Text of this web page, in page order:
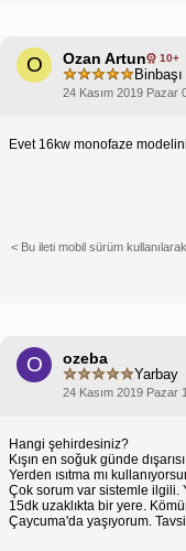
sistemin
16 kW ısı
bir alanı
yaklaşık 100-
Genel Isı
Genel olarak,
için verimli ve
iyi bir üne sahip
O Ozan Artun 10+
Binbaşı
24 Kasım 2019 Pazar
Evet 16kw monofaze
< Bu ileti mobil sürüm kullanılarak
O ozeba
Yarbay
24 Kasım 2019 Pazar
Hangi şehirdesiniz?
Kışın en soğuk günde
Yerden ısıtma mı
Çok sorum var sistemle ilgili.
15dk uzaklıkta bir yere.
Çaycuma'da yaşıyorum.